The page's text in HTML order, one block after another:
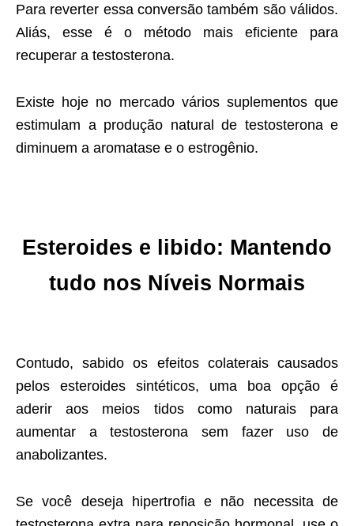
Para reverter essa conversão também são válidos.
Aliás, esse é o método mais eficiente para
recuperar a testosterona.
Existe hoje no mercado vários suplementos que
estimulam a produção natural de testosterona e
diminuem a aromatase e o estrogênio.
Esteroides e libido: Mantendo
tudo nos Níveis Normais
Contudo, sabido os efeitos colaterais causados
pelos esteroides sintéticos, uma boa opção é
aderir aos meios tidos como naturais para
aumentar a testosterona sem fazer uso de
anabolizantes.
Se você deseja hipertrofia e não necessita de